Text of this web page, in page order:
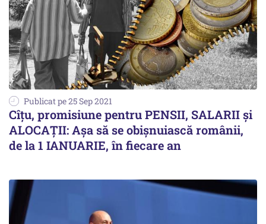
Publicat pe 25 Sep 2021
Cîțu, promisiune pentru PENSII, SALARII și
ALOCAȚII: Așa să se obișnuiască românii,
de la 1 IANUARIE, în fiecare an